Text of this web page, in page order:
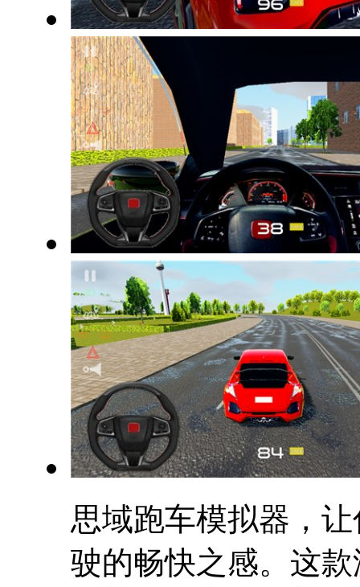
思域跑车模拟器，
驶的畅快之感。这